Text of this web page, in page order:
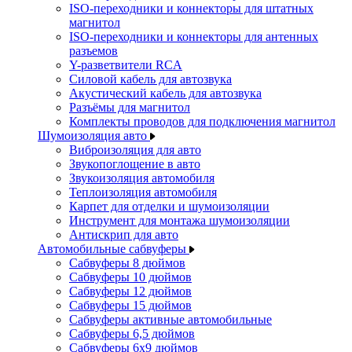
ISO-переходники и коннекторы для штатных
магнитол
ISO-переходники и коннекторы для антенных
разъемов
Y-разветвители RCA
Силовой кабель для автозвука
Акустический кабель для автозвука
Разъёмы для магнитол
Комплекты проводов для подключения магнитол
Шумоизоляция авто
Виброизоляция для авто
Звукопоглощение в авто
Звукоизоляция автомобиля
Теплоизоляция автомобиля
Карпет для отделки и шумоизоляции
Инструмент для монтажа шумоизоляции
Антискрип для авто
Автомобильные сабвуферы
Сабвуферы 8 дюймов
Сабвуферы 10 дюймов
Сабвуферы 12 дюймов
Сабвуферы 15 дюймов
Сабвуферы активные автомобильные
Сабвуферы 6,5 дюймов
Сабвуферы 6x9 дюймов